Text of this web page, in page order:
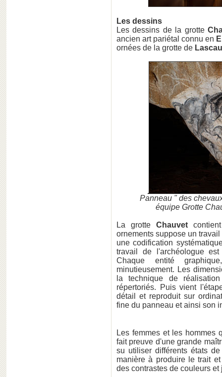
Les dessins
Les dessins de la grotte
ancien art pariétal connu en
ornées de la grotte de
Panneau " des
équipe Grotte
La grotte Chauvet
ornements suppose un
une codification
travail de l'archéologue
Chaque entité
minutieusement. Les
la technique de
répertoriés. Puis vient
détail et reproduit sur
fine du panneau et ainsi son
Les femmes et les hommes
fait preuve d'une grande
su utiliser différents états
manière à produire le trait
des contrastes de couleurs